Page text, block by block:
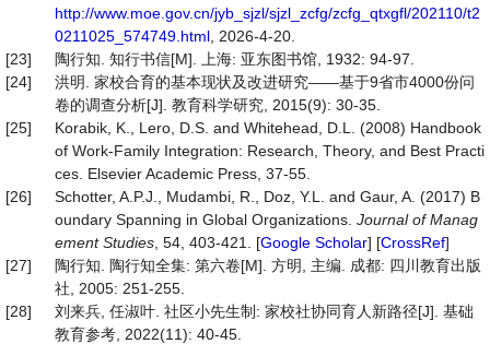
http://www.moe.gov.cn/jyb_sjzl/sjzl_zcfg/zcfg_qtxgfl/202110/t2
0211025_574749.html , 2026-4-20.
[23]
陶行知. 知行书信[M]. 上海: 亚东图书馆, 1932: 94-97.
[24]
洪明. 家校合育的基本现状及改进研究——基于9省市4000份问
卷的调查分析[J]. 教育科学研究, 2015(9): 30-35.
[25]
Korabik, K., Lero, D.S. and Whitehead, D.L. (2008) Handbook
of Work-Family Integration: Research, Theory, and Best Practi
ces. Elsevier Academic Press, 37-55.
[26]
Schotter, A.P.J., Mudambi, R., Doz, Y.L. and Gaur, A. (2017) B
oundary Spanning in Global Organizations. Journal of Manag
ement Studies , 54, 403-421. [Google Scholar] [CrossRef]
[27]
陶行知. 陶行知全集: 第六卷[M]. 方明, 主编. 成都: 四川教育出版
社, 2005: 251-255.
[28]
刘来兵, 任淑叶. 社区小先生制: 家校社协同育人新路径[J]. 基础
教育参考, 2022(11): 40-45.